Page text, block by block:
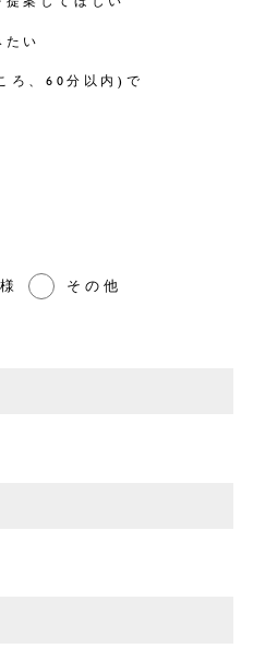
い
ろ、60分以内)で
その他